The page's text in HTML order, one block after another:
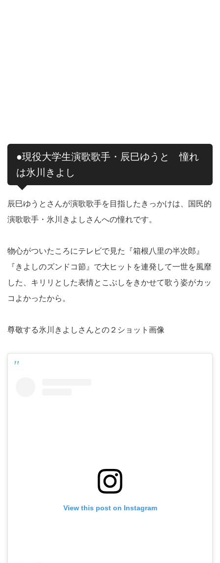
●現役大学生演歌歌手・辰巳ゆうと 憧れ
は氷川きよし
辰巳ゆうとさんが演歌歌手を目指したきっかけは、国民的
演歌歌手・氷川きよしさんへの憧れです。
物心がついたころにテレビで見た『箱根八里の半次郎』
『きよしのズンドコ節』で大ヒットを連発して一世を風靡
した、キリリとした表情とこぶしをきかせて歌う姿がカッ
コよかったから。
尊敬する氷川きよしさんとの２ショット画像
View this post on Instagram